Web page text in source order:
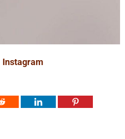
Instagram